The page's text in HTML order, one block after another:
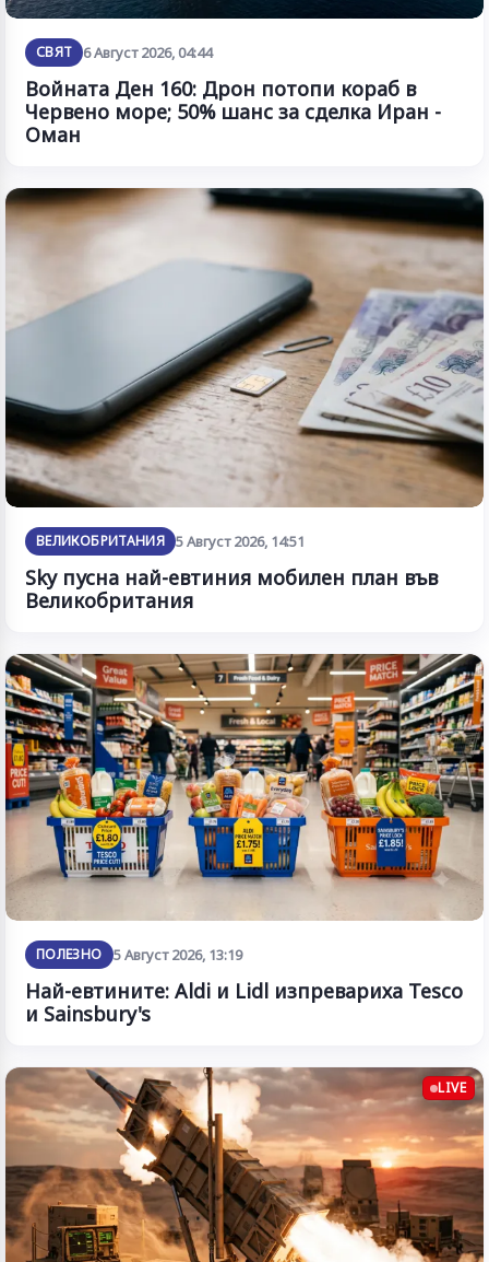
СВЯТ 6 Август 2026, 04:44
Войната Ден 160: Дрон потопи кораб в
Червено море; 50% шанс за сделка Иран -
Оман
ВЕЛИКОБРИТАНИЯ 5 Август 2026, 14:51
Sky пусна най-евтиния мобилен план във
Великобритания
ПОЛЕЗНО 5 Август 2026, 13:19
Най-евтините: Aldi и Lidl изпревариха Tesco
и Sainsbury's
LIVE